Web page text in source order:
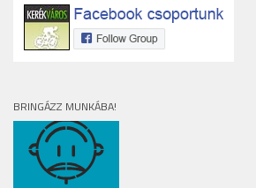
BRINGÁZZ MUNKÁBA!